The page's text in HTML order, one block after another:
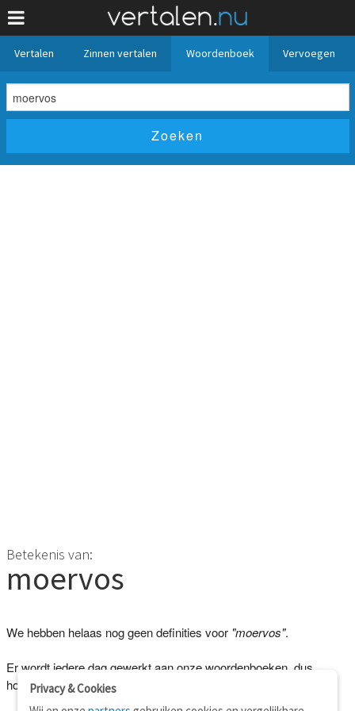
Vertalen Zinnen vertalen Woordenboek Vervoegen
Betekenis van:
moervos
We hebben helaas nog geen definities voor "moervos".
Er wordt iedere dag gewerkt aan onze woordenboeken, dus
hopelijk kunnen we je binnenkort beter helpen!
Privacy & Cookies